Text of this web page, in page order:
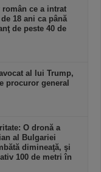
ce a intrat
18 ani ca până
de peste 40 de
al lui Trump,
procuror general
O dronă a
al Bulgariei
dimineaţă, şi
100 de metri în